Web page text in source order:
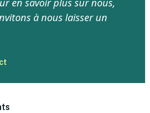
à nous laisser un